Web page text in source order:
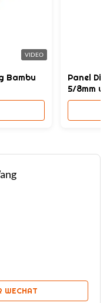
ODM
VIDEO
Bambu
Panel
5/8mm
WECHAT